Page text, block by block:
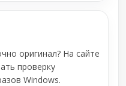
оригинал? На сайте
проверку
Windows.